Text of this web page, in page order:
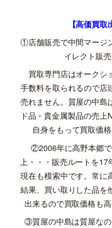
【高価買取
①店舗販売で中間マージ
イレクト販売
買取専門店はオークシ
手数料を取られるので店
売れません。質屋の中島
ド品・貴金属製品の売上
自身をもって買取価
②2006年に高野本郷
上・・・販売ルートを17
現在も模索中です。常に
結果、買い取りした品を
出来るので買取価格も
③質屋の中島は質屋な